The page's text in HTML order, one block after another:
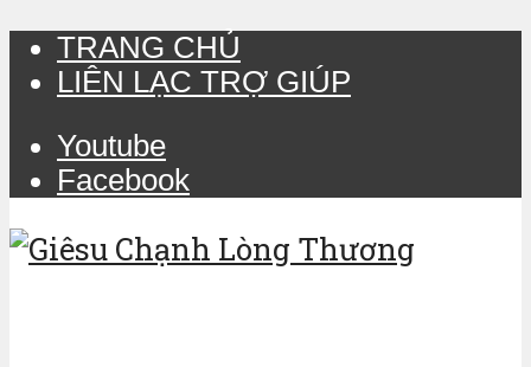
TRANG CHỦ
LIÊN LẠC TRỢ GIÚP
Youtube
Facebook